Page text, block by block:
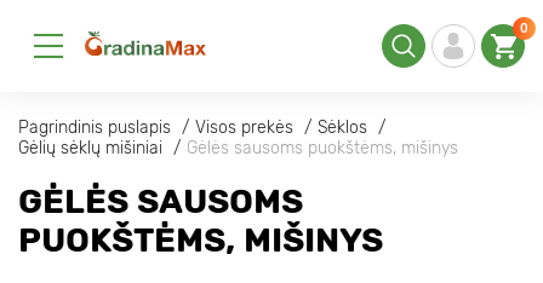
0
Pagrindinis puslapis Visos prekės
Sėklos
Gėlių sėklų mišiniai
Gėlės sausoms puokštėms, mišinys
GĖLĖS SAUSOMS
PUOKŠTĖMS, MIŠINYS